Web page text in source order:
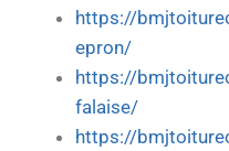
https://
epron/
https://
falaise/
https://